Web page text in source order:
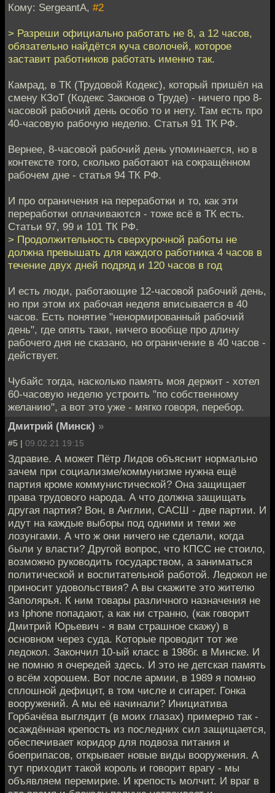
Кому: SergeantA, #2
> Разреши официально работать не 8, а 12 часов,
обязательно найдётся куча сволочей, которое
заставит работников работать именно так.
Камрад, в ТК (Трудовой Кодекс), который пришёл на
смену КЗоТ (Кодекс Законов о Труде) - ничего про 8-
часовой рабочий день особо то и нету. Там есть про
40-часовую рабочую неделю. Статья 91 ТК РФ.
Вернее, 8-часовой рабочий день упоминается, но в
контексте того, сколько работают на сокращённом
рабочем дне - статья 94 ТК РФ.
И про ограничения на переработки и то, как эти
переработки оплачиваются - тоже всё в ТК есть.
Статьи 97, 99 и 101 ТК РФ.
> Продолжительность сверхурочной работы не
должна превышать для каждого работника 4 часов в
течение двух дней подряд и 120 часов в год
И есть люди, работающие 12-часовой рабочий день,
но при этом их рабочая неделя вписывается в 40
часов. Есть понятие "ненормированный рабочий
день", где опять таки, ничего вообще про длину
рабочего дня не сказано, но ограничение в 40 часов -
действует.
Чубайс тогда, насколько память моя держит - хотел
60-часовую неделю устроить "по собственному
желанию", а вот это уже - мягко говоря, перебор.
Дмитрий (Минск) »
#5 | 09.02.21 19:15
Здравие. А может Пётр Лидов объяснит нормально
зачем при социализме/коммунизме нужна ещё
партия кроме коммунистической? Она защищает
права трудового народа. А что должна защищать
другая партия? Вон, в Англии, САСШ - две партии. И
идут на каждые выборы под одними и теми же
лозунгами. А что ж они ничего не сделали, когда
были у власти? Другой вопрос, что КПСС не стоило,
возможно руководить государством, а заниматься
политической и воспитательной работой. Ледокол не
приносит удовольствия? А вы скажите это жителю
Заполярья. К ним товары различного назначения не
из Iphone попадают, а как ни странно, (как говорит
Дмитрий Юрьевич - я вам страшное скажу) в
основном через суда. Которые проводит тот же
ледокол. Закончил 10-ый класс в 1986г. в Минске. И
не помню я очередей здесь. И это не детская память
о всём хорошем. Вот после армии, в 1989 я помню
сплошной дефицит, в том числе и сигарет. Гонка
вооружений. А мы её начинали? Инициатива
Горбачёва выглядит (в моих глазах) примерно так -
осаждённая крепость из последних сил защищается,
обеспечивает коридор для подвоза питания и
боеприпасов, открывает новые виды вооружения. А
тут приходит такой король и говорит врагу - мы
объявляем перемирие. И крепость молчит. И враг в